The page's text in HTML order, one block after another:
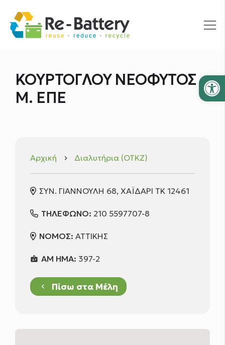
ΚΟΥΡΤΟΓΛΟΥ ΝΕΟΦΥΤΟΣ
Μ. ΕΠΕ
Αρχική keyboard_arrow_right Διαλυτήρια (ΟΤΚΖ)
ΣΥΝ. ΓΙΑΝΝΟΥΛΗ 68, ΧΑΪΔΑΡΙ ΤΚ 12461
ΤΗΛΕΦΩΝΟ: 210 5597707-8
ΝΟΜΟΣ:ΑΤΤΙΚΗΣ
badge ΑΜ ΗΜΑ: 397-2
keyboard_arrow_left Πίσω στα Μέλη